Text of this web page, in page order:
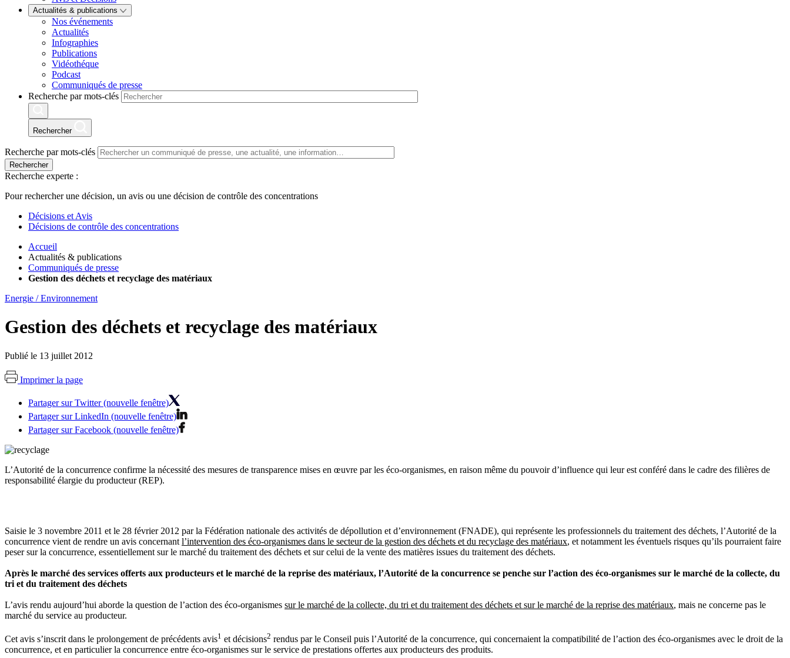
Actualités & publications
Nos événements
Actualités
Infographies
Publications
Vidéothéque
Podcast
Communiqués de presse
Recherche par mots-clés
Rechercher
Recherche par mots-clés
Rechercher
Recherche experte :
Pour rechercher une décision, un avis ou une décision de contrôle des concentrations
Décisions et Avis
Décisions de contrôle des concentrations
Accueil
Actualités & publications
Communiqués de presse
Gestion des déchets et recyclage des matériaux
Energie / Environnement
Gestion des déchets et recyclage des matériaux
Publié le 13 juillet 2012
Imprimer la page
Partager sur Twitter (nouvelle fenêtre)
Partager sur LinkedIn (nouvelle fenêtre)
Partager sur Facebook (nouvelle fenêtre)
L’Autorité de la concurrence confirme la nécessité des mesures de transparence mises en œuvre par les éco-organismes, en raison même du pouvoir d’influence qui leur est conféré dans le cadre des filières de
responsabilité élargie du producteur (REP).
Saisie le 3 novembre 2011 et le 28 février 2012 par la Fédération nationale des activités de dépollution et d’environnement (FNADE), qui représente les professionnels du traitement des déchets, l’Autorité de la
concurrence vient de rendre un avis concernant l’intervention des éco-organismes dans le secteur de la gestion des déchets et du recyclage des matériaux, et notamment les éventuels risques qu’ils pourraient faire
peser sur la concurrence, essentiellement sur le marché du traitement des déchets et sur celui de la vente des matières issues du traitement des déchets.
Après le marché des services offerts aux producteurs et le marché de la reprise des matériaux, l’Autorité de la concurrence se penche sur l’action des éco-organismes sur le marché de la collecte, du
tri et du traitement des déchets
L’avis rendu aujourd’hui aborde la question de l’action des éco-organismes sur le marché de la collecte, du tri et du traitement des déchets et sur le marché de la reprise des matériaux, mais ne concerne pas le
marché du service au producteur.
Cet avis s’inscrit dans le prolongement de précédents avis1 et décisions2 rendus par le Conseil puis l’Autorité de la concurrence, qui concernaient la compatibilité de l’action des éco-organismes avec le droit de la
concurrence, et en particulier la concurrence entre éco-organismes sur le service de prestations offertes aux producteurs des produits.